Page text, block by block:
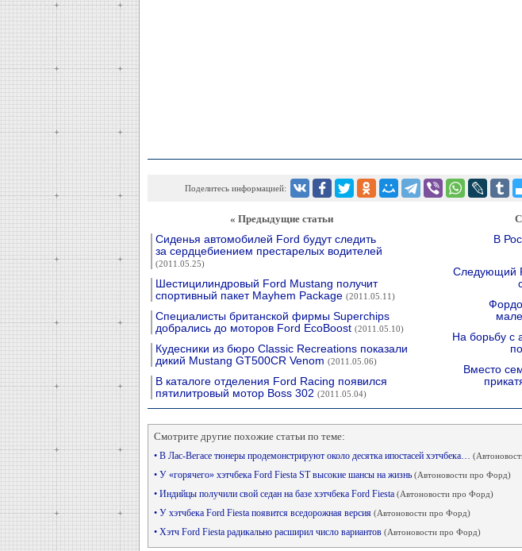
Поделитесь информацией:
« Предыдущие статьи
Сиденья автомобилей Ford будут следить
за сердцебиением престарелых водителей
(2011.05.25)
Шестицилиндровый Ford Mustang получит
спортивный пакет Mayhem Package (2011.05.11)
Специалисты британской фирмы Superchips
добрались до моторов Ford EcoBoost (2011.05.10)
Кудесники из бюро Classic Recreations показали
дикий Mustang GT500CR Venom (2011.05.06)
В каталоге отделения Ford Racing появился
пятилитровый мотор Boss 302 (2011.05.04)
В
Следующий
На борьбу с
Вместо
Смотрите другие похожие статьи по теме:
• В Лас-Вегасе тюнеры продемонстрируют около десятка ипостасей хэтчбека…
• У «горячего» хэтчбека Ford Fiesta ST высокие шансы на жизнь (Автоновости про Форд)
• Индийцы получили свой седан на базе хэтчбека Ford Fiesta (Автоновости про Форд)
• У хэтчбека Ford Fiesta появится вседорожная версия (Автоновости про Форд)
• Хэтч Ford Fiesta радикально расширил число вариантов (Автоновости про Форд)